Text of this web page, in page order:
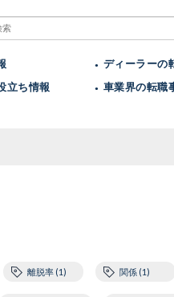
ディーラーの
立ち情報
車業界の転職
離脱率 (1) 関係 (1)